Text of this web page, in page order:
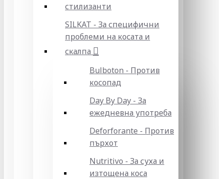
стилизанти
SILKAT - За специфични
проблеми на косата и
скалпа
Bulboton - Против
косопад
Day By Day - За
ежедневна употреба
Deforforante - Против
пърхот
Nutritivo - За суха и
изтощена коса